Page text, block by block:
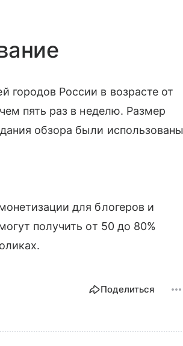
городов России в возрасте от
пять раз в неделю. Размер
обзора были использованы
для блогеров и
получить от 50 до 80%
Поделиться